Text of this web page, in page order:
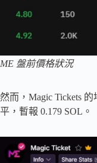
ME 盤前價格狀況
然而，Magic Tickets
平，暫報 0.179 SOL。